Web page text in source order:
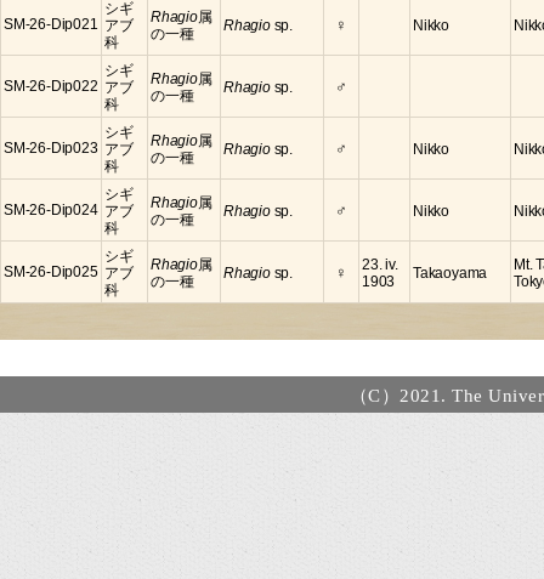
SM-26-Dip021
シギ
アブ
科
Rhagio属
の一種
Rhagiosp. ♀ Nikko
SM-26-Dip022
シギ
アブ
科
Rhagio属
の一種
Rhagiosp. ♂
SM-26-Dip023
シギ
アブ
科
Rhagio属
の一種
Rhagiosp. ♂ Nikko
SM-26-Dip024
シギ
アブ
科
Rhagio属
の一種
Rhagiosp. ♂ Nikko
SM-26-Dip025
シギ
アブ
科
Rhagio属
の一種
Rhagiosp. ♀
23. iv.
1903
Takaoyama
Mt.
（C）2021. The